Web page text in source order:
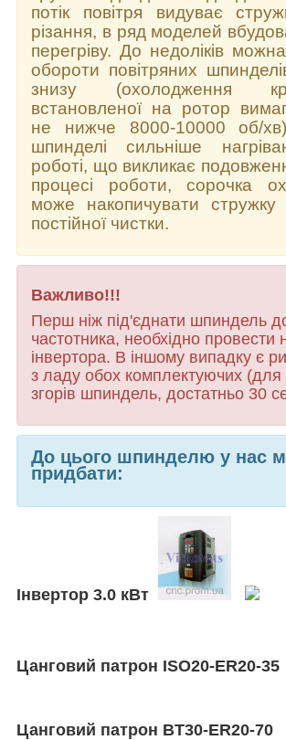
потік повітря видуває
різання, в ряд моделей
перегріву. До недоліків
обороти повітряних
знизу (охолодження
встановленої на ротор
не нижче 8000-10000 об/хв),
шпинделі сильніше
роботі, що викликає
процесі роботи, сорочка
може накопичувати стружку
постійної чистки.
Важливо!!!
Перш ніж під'єднати шпиндель
частотника, необхідно провести
інвертора. В іншому випадку є
з ладу обох комплектуючих
згорів шпиндель, достатньо 30
До цього шпинделю у нас
придбати:
Інвертор 3.0 кВт
Цанговий патрон ISO20-ER20-35
Цанговий патрон BT30-ER20-70